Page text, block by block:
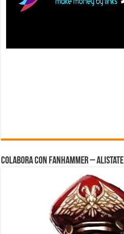
Colabora con FanHammer – Alistate